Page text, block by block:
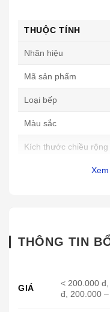
THUỘC TÍNH
Nhãn hiệu
Mã sản phẩm
Loại bếp
Màu sắc
Kích thước chiều rộng
Kích thước chiều dài
Kích thước vùng nấu
giới, nổi bật với
độ an toàn cao
THÔNG TIN
GIÁ
< 200.000
đ, 200.000